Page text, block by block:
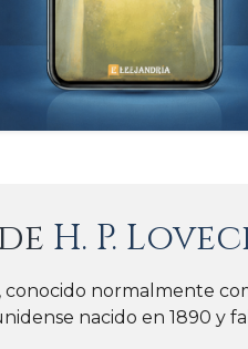
H. P.
normalmente
nacido en 1890 y